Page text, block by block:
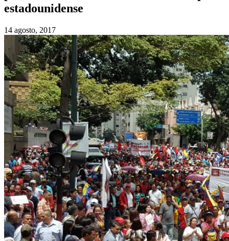
estadounidense
14 agosto, 2017